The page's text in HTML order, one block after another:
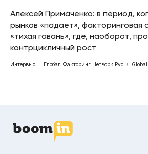
Алексей Примаченко: в период,
рынков «падает», факторинговая
«тихая гавань», где, наоборот,
контрцикличный рост
Интервью Глобал Факторинг Нетворк Рус